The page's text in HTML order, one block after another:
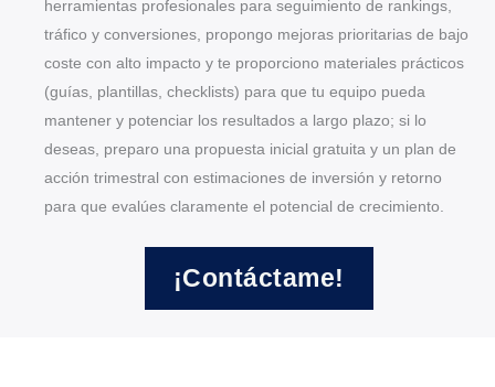
herramientas profesionales para seguimiento de rankings,
tráfico y conversiones, propongo mejoras prioritarias de bajo
coste con alto impacto y te proporciono materiales prácticos
(guías, plantillas, checklists) para que tu equipo pueda
mantener y potenciar los resultados a largo plazo; si lo
deseas, preparo una propuesta inicial gratuita y un plan de
acción trimestral con estimaciones de inversión y retorno
para que evalúes claramente el potencial de crecimiento.
¡Contáctame!